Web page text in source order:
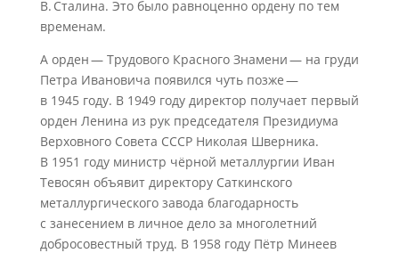
В. Сталина. Это было равноценно ордену по тем
временам.
А орден — Трудового Красного Знамени — на груди
Петра Ивановича появился чуть позже —
в 1945 году. В 1949 году директор получает первый
орден Ленина из рук председателя Президиума
Верховного Совета СССР Николая Шверника.
В 1951 году министр чёрной металлургии Иван
Тевосян объявит директору Саткинского
металлургического завода благодарность
с занесением в личное дело за многолетний
добросовестный труд. В 1958 году Пётр Минеев